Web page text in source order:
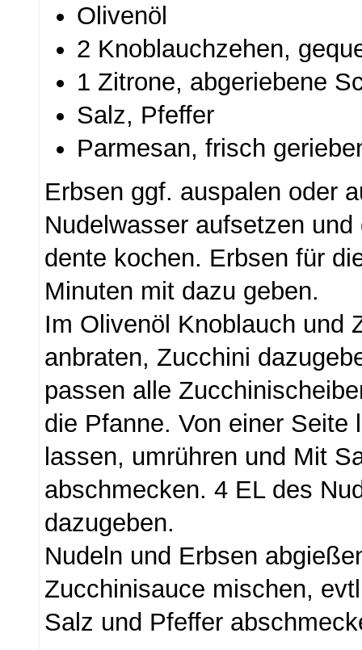
Olivenöl
2 Knoblauchzehen,
1 Zitrone, abgeriebene
Salz, Pfeffer
Parmesan, frisch
Erbsen ggf. auspalen oder
Nudelwasser aufsetzen
dente kochen. Erbsen für
Minuten mit dazu geben.
Im Olivenöl Knoblauch und
anbraten, Zucchini
passen alle
die Pfanne. Von einer Seite
lassen, umrühren und Mit
abschmecken. 4 EL des
dazugeben.
Nudeln und Erbsen
Zucchinisauce mischen,
Salz und Pfeffer